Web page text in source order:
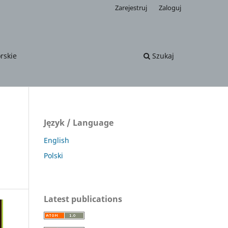
Szukaj
Zarejestruj Zaloguj
Język / Language
English
Polski
Latest publications